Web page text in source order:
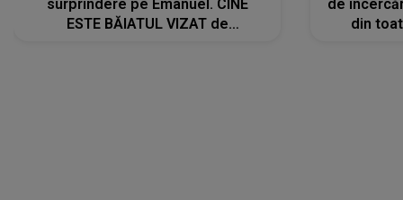
surprindere pe Emanuel. CINE
ESTE BĂIATUL VIZAT de
de
din